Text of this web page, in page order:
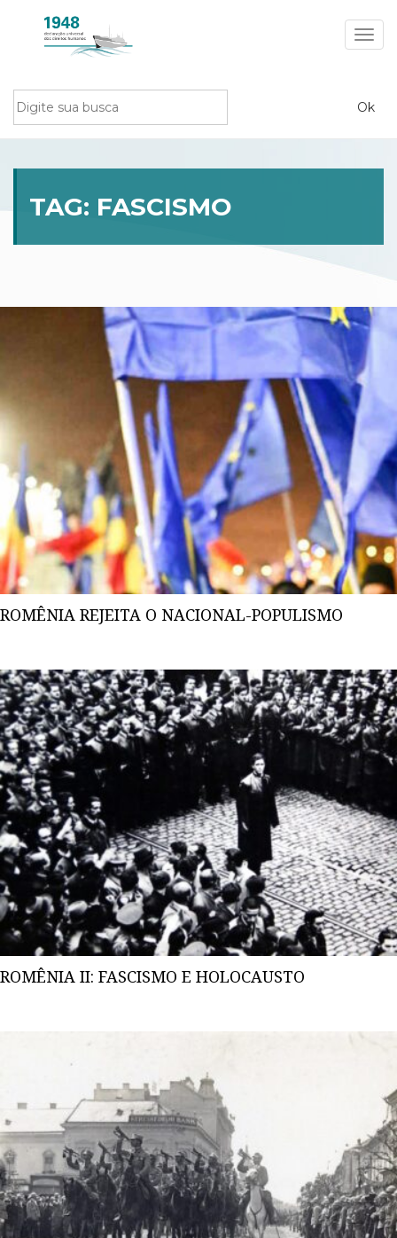
TAG: FASCISMO
ROMÊNIA REJEITA O NACIONAL-POPULISMO
ROMÊNIA II: FASCISMO E HOLOCAUSTO